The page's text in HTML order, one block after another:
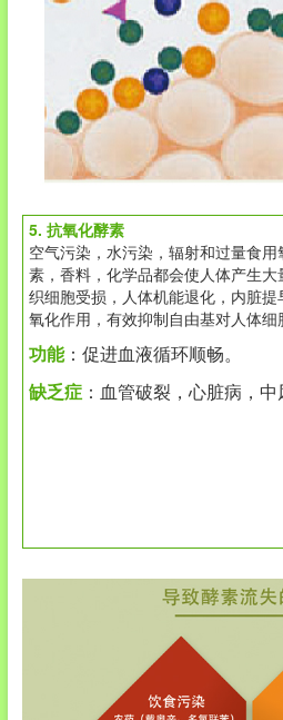
5. 抗氧化酵素
空气污染，水污染，辐射和过量食
素，香料，化学品都会使人体产生
织细胞受损，人体机能退化，内脏
氧化作用，有效抑制自由基对人体细
功能：促进血液循环顺畅。
缺乏症：血管破裂，心脏病，中